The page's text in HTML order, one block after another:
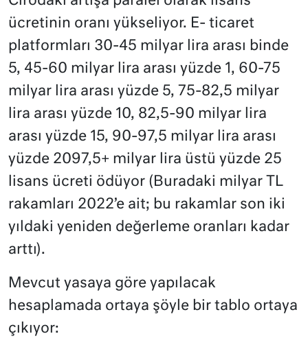
ücretinin oranı yükseliyor. E- ticaret
platformları 30-45 milyar lira arası binde
5, 45-60 milyar lira arası yüzde 1, 60-75
milyar lira arası yüzde 5, 75-82,5 milyar
lira arası yüzde 10, 82,5-90 milyar lira
arası yüzde 15, 90-97,5 milyar lira arası
yüzde 2097,5+ milyar lira üstü yüzde 25
lisans ücreti ödüyor (Buradaki milyar TL
rakamları 2022’e ait; bu rakamlar son iki
yıldaki yeniden değerleme oranları kadar
arttı).
Mevcut yasaya göre yapılacak
hesaplamada ortaya şöyle bir tablo ortaya
çıkıyor: